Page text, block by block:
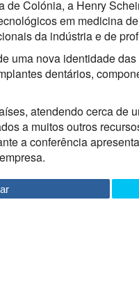
de Colónia, a Henry
em medicina
da indústria e de
uma nova identidade
dentários,
atendendo cerca de
a muitos outros
a conferência